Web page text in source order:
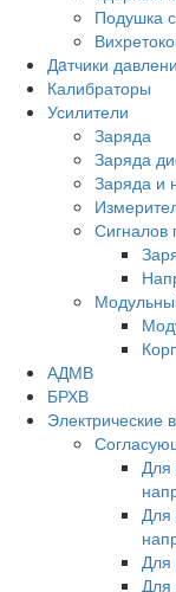
Подушка
Дaтчики
Калибраторы
Усилители
Заряда
Заряда
Заряда и
Сигналов
АДМВ
БРХВ
Электрические
Для
Для
Для
Для